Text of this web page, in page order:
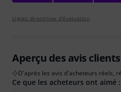
Lignes directrices d'évaluation
Aperçu des avis clients
D'après les avis d'acheteurs réels,
Ce que les acheteurs ont aimé :